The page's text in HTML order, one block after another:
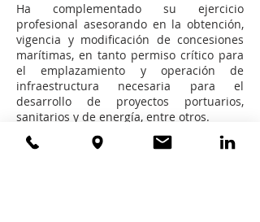
Ha complementado su ejercicio
profesional asesorando en la obtención,
vigencia y modificación de concesiones
marítimas, en tanto permiso crítico para
el emplazamiento y operación de
infraestructura necesaria para el
desarrollo de proyectos portuarios,
sanitarios y de energía, entre otros.
Actualmente, forma parte del cuerpo